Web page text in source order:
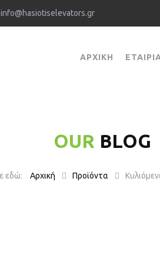
info@hasiotiselevators.gr
ΑΡΧΙΚΉ
OUR BLOG
Αρχική Προϊόντα